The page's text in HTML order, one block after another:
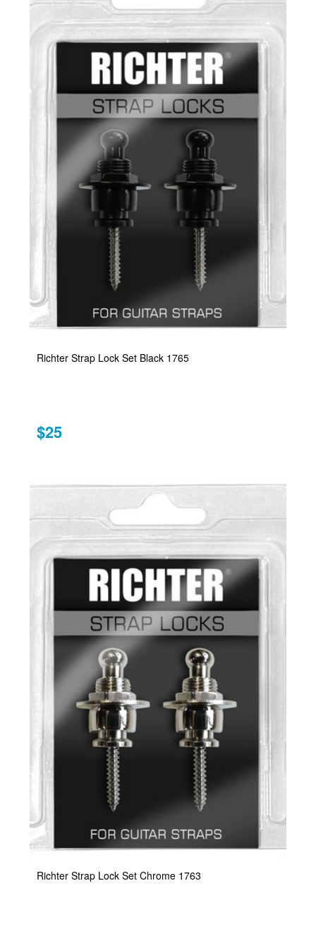
Richter Strap Lock Set Black 1765
$25
Richter Strap Lock Set Chrome 1763